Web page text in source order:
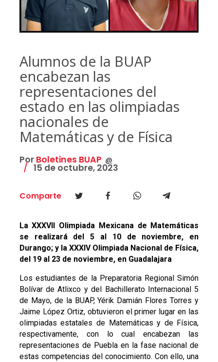
Alumnos de la BUAP
encabezan las
representaciones del
estado en las olimpiadas
nacionales de
Matemáticas y de Física
Por Boletines BUAP @
15 de octubre, 2023
Comparte
La XXXVII Olimpiada Mexicana de Matemáticas
se realizará del 5 al 10 de noviembre, en
Durango; y la XXXIV Olimpiada Nacional de Física,
del 19 al 23 de noviembre, en Guadalajara
Los estudiantes de la Preparatoria Regional Simón
Bolívar de Atlixco y del Bachillerato Internacional 5
de Mayo, de la BUAP, Yérik Damián Flores Torres y
Jaime López Ortiz, obtuvieron el primer lugar en las
olimpiadas estatales de Matemáticas y de Física,
respectivamente, con lo cual encabezan las
representaciones de Puebla en la fase nacional de
estas competencias del conocimiento. Con ello, una